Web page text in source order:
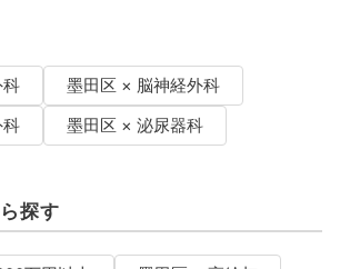
墨田区 × 脳神経外科
墨田区 × 泌尿器科
探す